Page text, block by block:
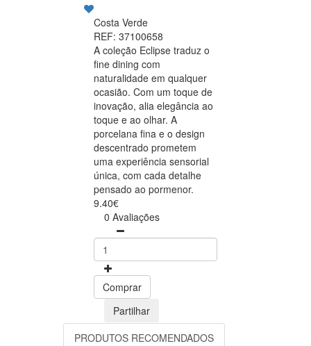
Costa Verde
REF: 37100658
A coleção Eclipse traduz o
fine dining com
naturalidade em qualquer
ocasião. Com um toque de
inovação, alia elegância ao
toque e ao olhar. A
porcelana fina e o design
descentrado prometem
uma experiência sensorial
única, com cada detalhe
pensado ao pormenor.
9.40€
0 Avaliações
Comprar
Partilhar
PRODUTOS RECOMENDADOS